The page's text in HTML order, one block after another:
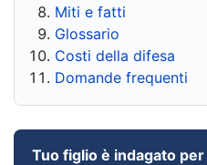
Miti e fatti
Glossario
Costi della difesa
Domande frequenti
Tuo figlio è indagato